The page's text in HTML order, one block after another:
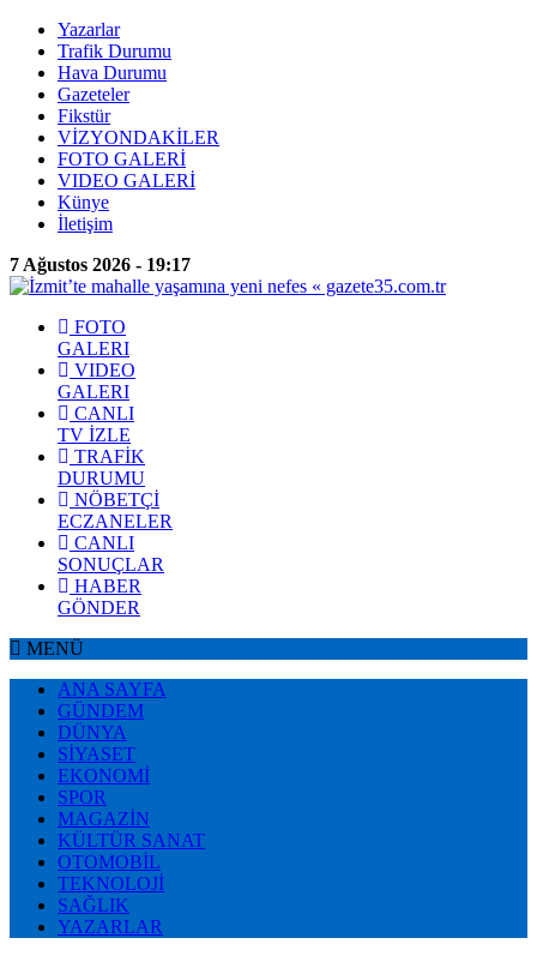
Yazarlar
Trafik Durumu
Hava Durumu
Gazeteler
Fikstür
VİZYONDAKİLER
FOTO GALERİ
VIDEO GALERİ
Künye
İletişim
7 Ağustos 2026 - 19:17
FOTO
GALERI
VIDEO
GALERI
CANLI
TV İZLE
TRAFİK
DURUMU
NÖBETÇİ
ECZANELER
CANLI
SONUÇLAR
HABER
GÖNDER
MENÜ
ANA SAYFA
GÜNDEM
DÜNYA
SİYASET
EKONOMİ
SPOR
MAGAZİN
KÜLTÜR SANAT
OTOMOBİL
TEKNOLOJİ
SAĞLIK
YAZARLAR